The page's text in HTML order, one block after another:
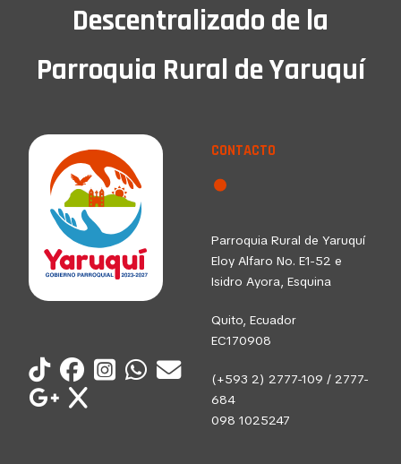
Descentralizado de la
Parroquia Rural de Yaruquí
CONTACTO
Parroquia Rural de Yaruquí
Eloy Alfaro No. E1-52 e
Isidro Ayora, Esquina
Quito, Ecuador
EC170908
(+593 2) 2777-109 / 2777-
684
098 1025247